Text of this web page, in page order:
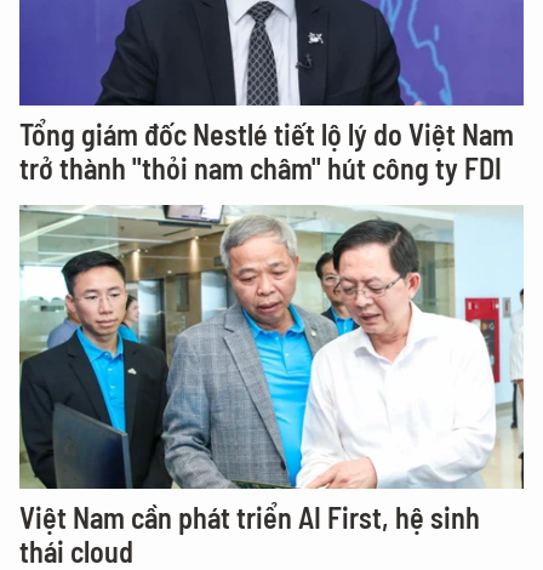
Tổng giám đốc Nestlé tiết lộ lý do Việt Nam
trở thành "thỏi nam châm" hút công ty FDI
Việt Nam cần phát triển AI First, hệ sinh
thái cloud